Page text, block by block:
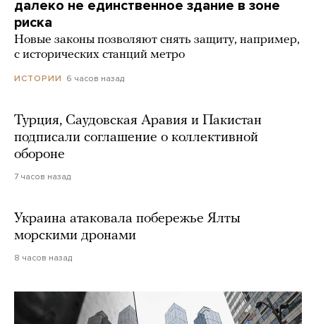
далеко не единственное здание в зоне
риска
Новые законы позволяют снять защиту, например,
с исторических станций метро
ИСТОРИИ 6 часов назад
Турция, Саудовская Аравия и Пакистан
подписали соглашение о коллективной
обороне
7 часов назад
Украина атаковала побережье Ялты
морскими дронами
8 часов назад